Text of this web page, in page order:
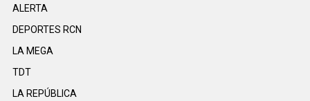
ALERTA
DEPORTES RCN
LA MEGA
TDT
LA REPÚBLICA